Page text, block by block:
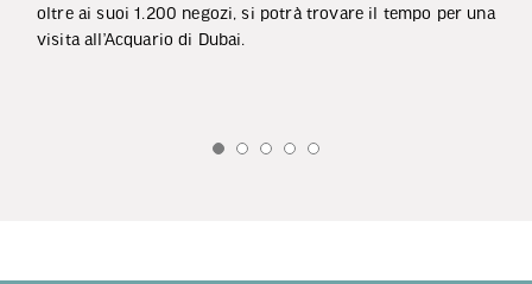
oltre ai suoi 1.200 negozi, si potrà trovare il tempo per una
visita all’Acquario di Dubai.